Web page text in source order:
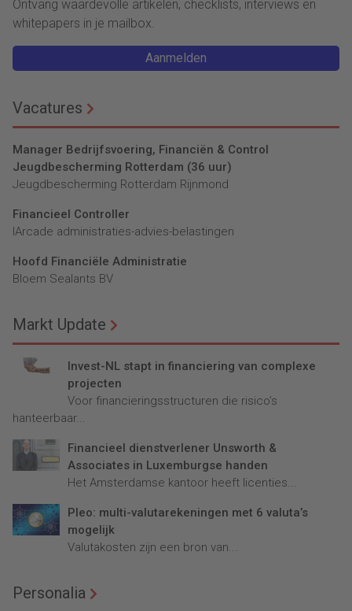
Ontvang waardevolle artikelen, checklists, interviews en
whitepapers in je mailbox.
Aanmelden
Vacatures
Manager Bedrijfsvoering, Financiën & Control
Jeugdbescherming Rotterdam (36 uur)
Jeugdbescherming Rotterdam Rijnmond
Financieel Controller
lArcade administraties-advies-belastingen
Hoofd Financiële Administratie
Bloem Sealants BV
Markt Update
Invest-NL stapt in financiering van complexe
projecten
Voor financieringsstructuren die risico’s
hanteerbaar...
Financieel dienstverlener Unsworth &
Associates in Luxemburgse handen
Het Amsterdamse kantoor heeft licenties...
Pleo: multi-valutarekeningen met 6 valuta’s
mogelijk
Valutakosten zijn een bron van...
Personalia